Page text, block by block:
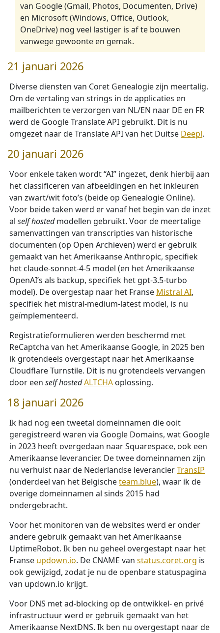
van Google (Gmail, Photos, Documenten, Drive)
en Microsoft (Windows, Office, Outlook,
OneDrive) nog veel lastiger is af te bouwen
vanwege gewoonte en gemak.
21 januari 2026
Diverse diensten van Coret Genealogie zijn meertalig.
Om de vertaling van strings in de applicaties en
mailberichten te verzorgen van NL/EN naar DE en FR
werd de Google Translate API gebruikt. Dit is nu
omgezet naar de Translate API van het Duitse Deepl.
20 januari 2026
Voor enkele taken wordt “AI” ingezet, denk hierbij aan
het classificeren van afbeeldingen en het inkleuren
van zwart/wit foto’s (beide op Genealogie Online).
Voor beide taken werd er vanaf het begin van de inzet
al self hostedmodellen gebruikt. Voor de meertalige
samenvattingen van transcripties van historische
documenten (op Open Archieven) werd er gebruik
gemaakt van het Amerikaanse Anthropic, specifiek
het claude-sonnet-4-5 model (en het Amerikaanse
OpenAI’s als backup, specifiek het gpt-3.5-turbo
model). De overgestap naar het Franse Mistral AI,
specifiek het mistral-medium-latest model, is nu
geïmplementeerd.
Registratieformulieren werden beschermd met
ReCaptcha van het Amerikaanse Google, in 2025 ben
ik grotendeels overgestapt naar het Amerikaanse
Cloudflare Turnstile. Dit is nu grotendeels vervangen
door een self hostedALTCHA oplossing.
18 januari 2026
Ik had nog een tweetal domeinnamen die ooit
geregistreerd waren via Google Domains, wat Google
in 2023 heeft overgedaan naar Squarespace, ook een
Amerikaanse leverancier. De twee domeinnamen zijn
nu verhuist naar de Nederlandse leverancierTransIP
(onderdeel van het Belgischeteam.blue), waar ik de
overige domeinnamen al sinds 2015 had
ondergebracht.
Voor het monitoren van de websites werd er onder
andere gebruik gemaakt van het Amerikaanse
UptimeRobot. Ik ben nu geheel overgestapt naar het
Franse updown.io. De CNAME van status.coret.org is
ook gewijzigd, zodat je nu de openbare statuspagina
van updown.io krijgt.
Voor DNS met ad-blocking op de ontwikkel- en privé
infrastructuur werd er gebruik gemaakt van het
Amerikaanse NextDNS. Ik ben nu overgestapt naar de